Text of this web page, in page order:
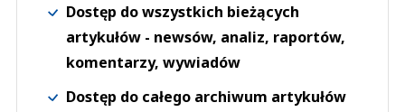
Dostęp do wszystkich bieżących
artykułów - newsów, analiz, raportów,
komentarzy, wywiadów
Dostęp do całego archiwum artykułów